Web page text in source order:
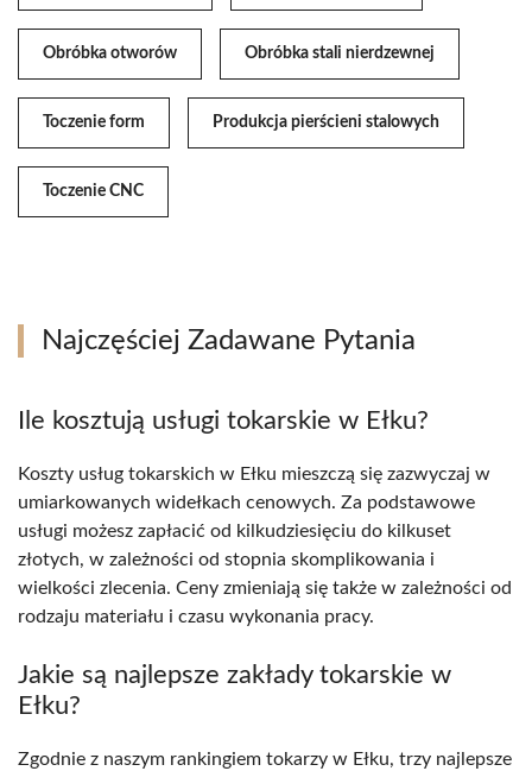
Obróbka otworów Obróbka stali nierdzewnej
Toczenie form Produkcja pierścieni stalowych
Toczenie CNC
Najczęściej Zadawane Pytania
Ile kosztują usługi tokarskie w Ełku?
Koszty usług tokarskich w Ełku mieszczą się zazwyczaj w
umiarkowanych widełkach cenowych. Za podstawowe
usługi możesz zapłacić od kilkudziesięciu do kilkuset
złotych, w zależności od stopnia skomplikowania i
wielkości zlecenia. Ceny zmieniają się także w zależności od
rodzaju materiału i czasu wykonania pracy.
Jakie są najlepsze zakłady tokarskie w
Ełku?
Zgodnie z naszym rankingiem tokarzy w Ełku, trzy najlepsze